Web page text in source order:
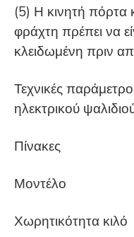
(5) Η κινητή πόρτα
φράχτη πρέπει να
κλειδωμένη πριν
Τεχνικές
ηλεκτρικού
Πίνακες
Μοντέλο
Χωρητικότητακιλό